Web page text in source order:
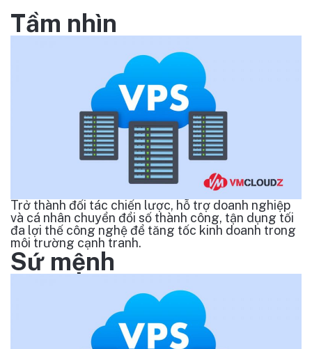
Tầm nhìn
Trở thành đối tác chiến lược, hỗ trợ doanh nghiệp
và cá nhân chuyển đổi số thành công, tận dụng tối
đa lợi thế công nghệ để tăng tốc kinh doanh trong
môi trường cạnh tranh.
Sứ mệnh